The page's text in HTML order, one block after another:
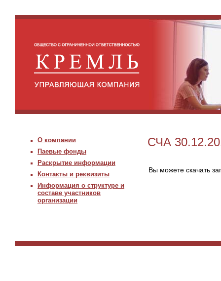
О компании
Паевые фонды
Раскрытие информации
Контакты и реквизиты
Информация о структуре и
составе участников
организации
СЧА
Вы можете скачать